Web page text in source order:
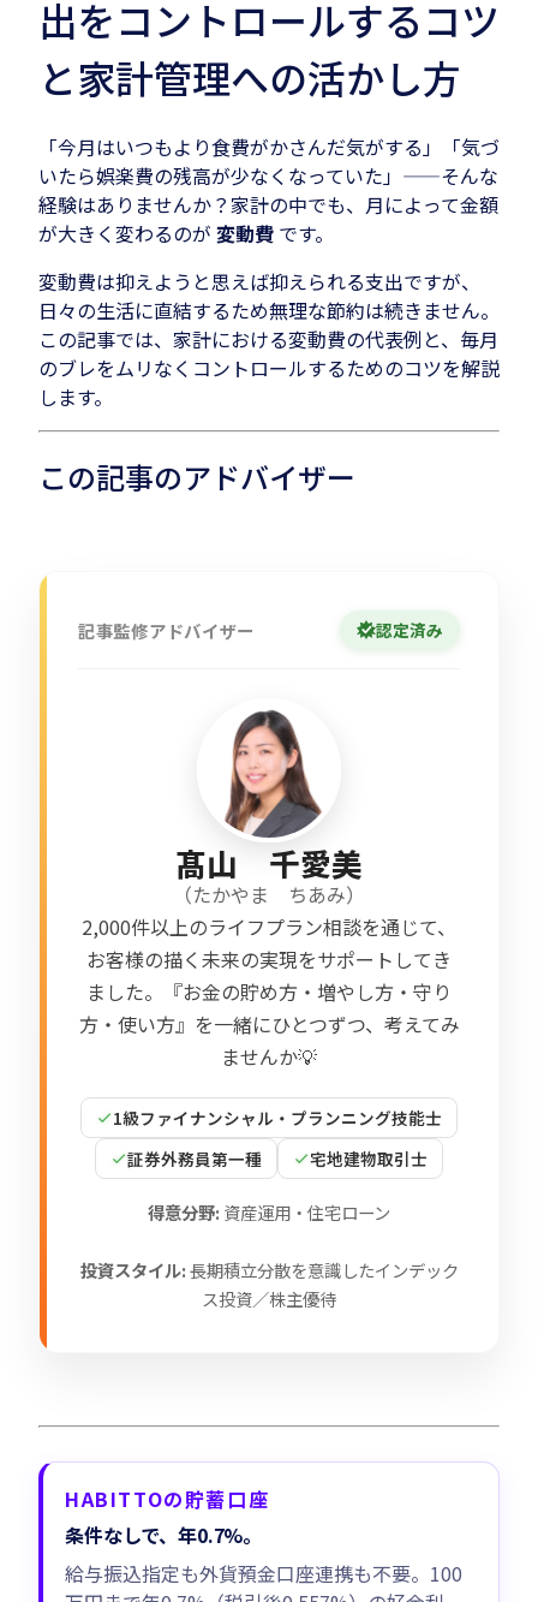
出をコントロールするコツ
と家計管理への活かし方
「今月はいつもより食費がかさんだ気がする」「気づ
いたら娯楽費の残高が少なくなっていた」——そんな
経験はありませんか？家計の中でも、月によって金額
が大きく変わるのが 変動費 です。
変動費は抑えようと思えば抑えられる支出ですが、
日々の生活に直結するため無理な節約は続きません。
この記事では、家計における変動費の代表例と、毎月
のブレをムリなくコントロールするためのコツを解説
します。
この記事のアドバイザー
記事監修アドバイザー 認定済み
髙山 千愛美
（たかやま ちあみ）
2,000件以上のライフプラン相談を通じて、
お客様の描く未来の実現をサポートしてき
ました。『お金の貯め方・増やし方・守り
方・使い方』を一緒にひとつずつ、考えてみ
ませんか💡
1級ファイナンシャル・プランニング技能士
証券外務員第一種
宅地建物取引士
得意分野: 資産運用・住宅ローン
投資スタイル:長期積立分散を意識したインデック
ス投資／株主優待
HABITTOの貯蓄口座
条件なしで、年0.7%。
給与振込指定も外貨預金口座連携も不要。100